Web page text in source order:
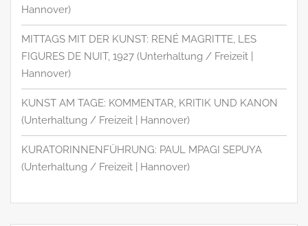
Hannover)
MITTAGS MIT DER KUNST: RENÉ MAGRITTE, LES
FIGURES DE NUIT, 1927 (Unterhaltung / Freizeit |
Hannover)
KUNST AM TAGE: KOMMENTAR, KRITIK UND KANON
(Unterhaltung / Freizeit | Hannover)
KURATORINNENFÜHRUNG: PAUL MPAGI SEPUYA
(Unterhaltung / Freizeit | Hannover)